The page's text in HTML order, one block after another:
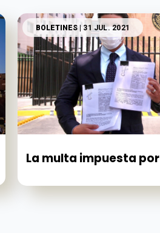
BOLETINES| 31 JUL. 2021
La multa impuesta por